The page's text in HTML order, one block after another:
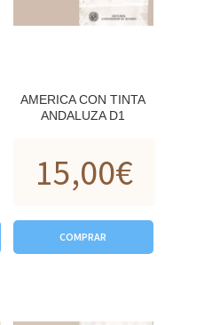
AMERICA CON TINTA
ANDALUZA D1
15,00€
COMPRAR